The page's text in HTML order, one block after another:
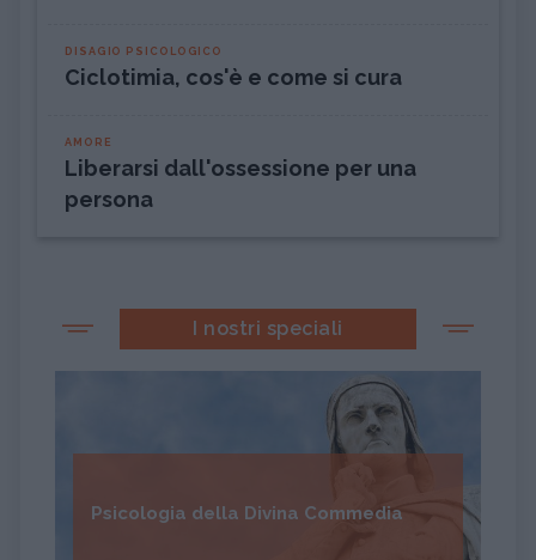
DISAGIO PSICOLOGICO
Ciclotimia, cos'è e come si cura
AMORE
Liberarsi dall'ossessione per una
persona
I nostri speciali
Psicologia della Divina Commedia